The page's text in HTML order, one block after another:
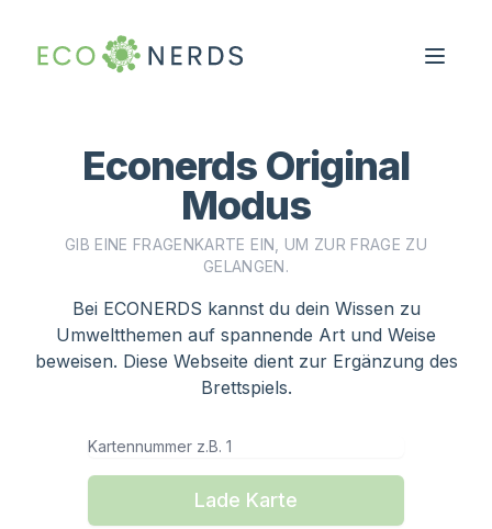
Econerds Original
Modus
GIB EINE FRAGENKARTE EIN, UM ZUR FRAGE ZU
GELANGEN.
Bei ECONERDS kannst du dein Wissen zu
Umweltthemen auf spannende Art und Weise
beweisen. Diese Webseite dient zur Ergänzung des
Brettspiels.
Lade Karte